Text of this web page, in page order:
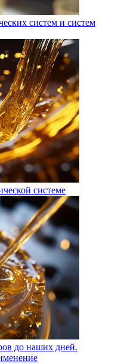
систем и систем
системе
до наших дней.